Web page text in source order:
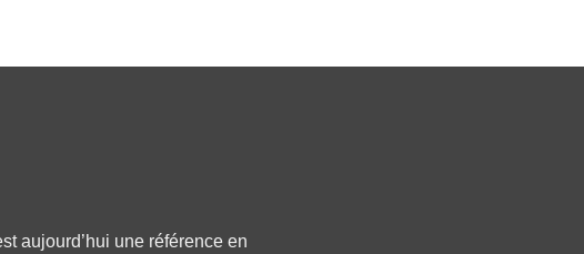
aujourd’hui une référence en